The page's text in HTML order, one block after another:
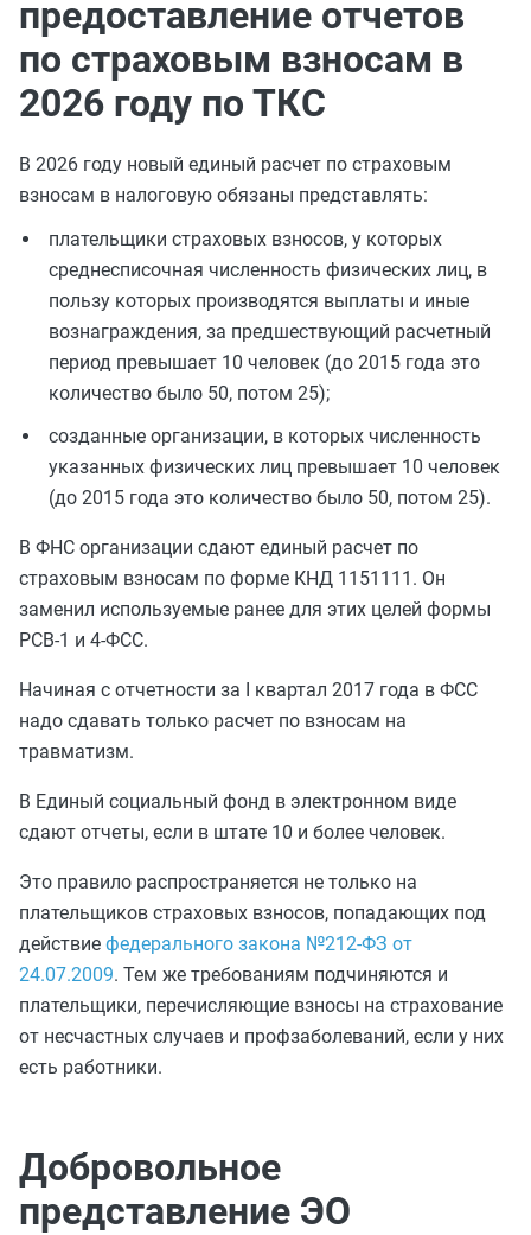
предоставление отчетов
по страховым взносам в
2026 году по ТКС
В 2026 году новый единый расчет по страховым
взносам в налоговую обязаны представлять:
плательщики страховых взносов, у которых
среднесписочная численность физических лиц, в
пользу которых производятся выплаты и иные
вознаграждения, за предшествующий расчетный
период превышает 10 человек (до 2015 года это
количество было 50, потом 25);
созданные организации, в которых численность
указанных физических лиц превышает 10 человек
(до 2015 года это количество было 50, потом 25).
В ФНС организации сдают единый расчет по
страховым взносам по форме КНД 1151111. Он
заменил используемые ранее для этих целей формы
РСВ-1 и 4-ФСС.
Начиная с отчетности за I квартал 2017 года в ФСС
надо сдавать только расчет по взносам на
травматизм.
В Единый социальный фонд в электронном виде
сдают отчеты, если в штате 10 и более человек.
Это правило распространяется не только на
плательщиков страховых взносов, попадающих под
действие федерального закона №212-ФЗ от
24.07.2009. Тем же требованиям подчиняются и
плательщики, перечисляющие взносы на страхование
от несчастных случаев и профзаболеваний, если у них
есть работники.
Добровольное
представление ЭО